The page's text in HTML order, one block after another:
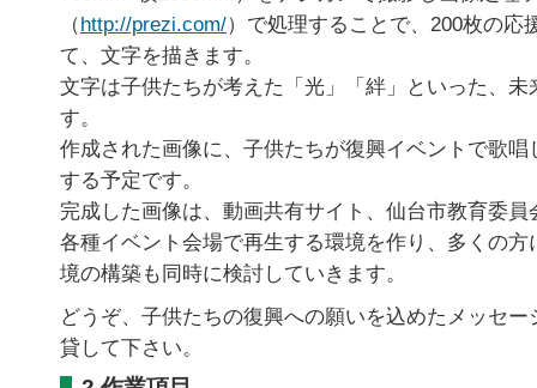
（http://prezi.com/）で処理することで、200枚の応
て、文字を描きます。
文字は子供たちが考えた「光」「絆」といった、未
す。
作成された画像に、子供たちが復興イベントで歌唱
する予定です。
完成した画像は、動画共有サイト、仙台市教育委員
各種イベント会場で再生する環境を作り、多くの方
境の構築も同時に検討していきます。
どうぞ、子供たちの復興への願いを込めたメッセ
貸して下さい。